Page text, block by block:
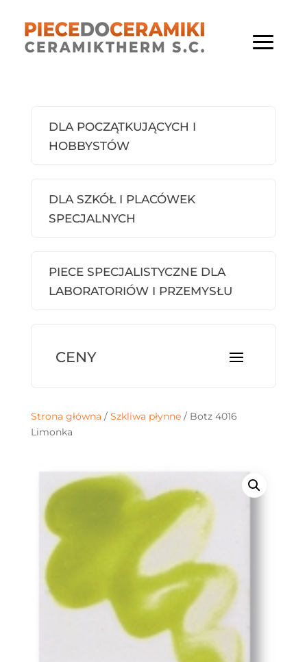
DLA POCZĄTKUJĄCYCH I
HOBBYSTÓW
DLA SZKÓŁ I PLACÓWEK
SPECJALNYCH
PIECE SPECJALISTYCZNE DLA
LABORATORIÓW I PRZEMYSŁU
Strona główna / Szkliwa płynne/ Botz 4016
Limonka